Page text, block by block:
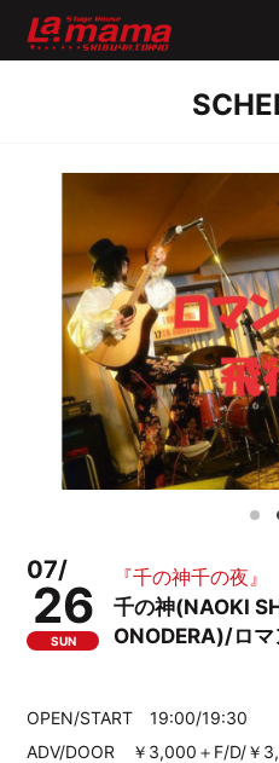
07/
26
SUN
『千の神千の夜』
千の神(NAOKI
ONODERA)/ロ
OPEN/START 19:00/19:30
ADV/DOOR ￥3,000＋F/D/￥